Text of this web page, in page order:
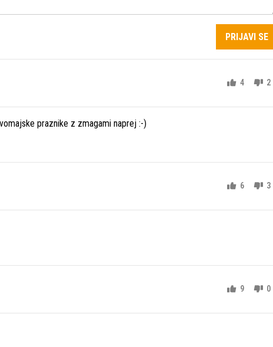
PRIJAVI SE
4 2
praznike z zmagami naprej :-)
6 3
9 0